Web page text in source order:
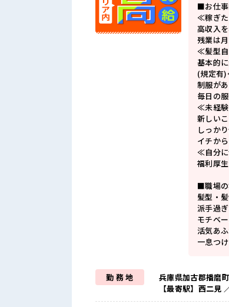
■お仕事
≪稼ぎ
高収入
残業は
≪髪型
基本的
(規定有
制服があ
毎日の
≪未経
新しい
しっか
イチか
≪自分
福利厚
■職場
髪型・
派手過
モチベ
活気あ
一息つ
勤 務 地
兵庫県加古郡播磨町
【最寄駅】西二見